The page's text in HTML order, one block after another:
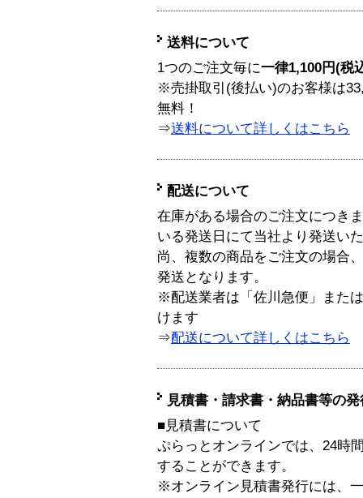
送料について
1つのご注文毎に一律1,100円(税
※売掛取引(後払い)のお客様は
無料！
⇒送料について詳しくはこちら
配送について
在庫がある場合のご注文につき
いる発送日にて当社より発送い
尚、複数の商品をご注文の場合
発送となります。
※配送業者は「佐川急便」また
けます
⇒配送について詳しくはこちら
見積書・請求書・納品書等の
■見積書について
ぷらっとオンラインでは、24時
することができます。
※オンライン見積書発行には、